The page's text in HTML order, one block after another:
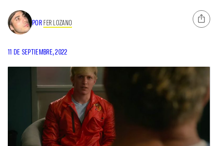
POR FER LOZANO
11 DE SEPTIEMBRE, 2022